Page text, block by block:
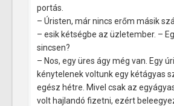
portás.
– Úristen, már nincs erőm másik
– esik kétségbe az üzletember. –
sincsen?
– Nos, egy üres ágy még van. Egy
kénytelenek voltunk egy kétágyas
egész hétre. Mivel csak az
volt hajlandó fizetni, ezért